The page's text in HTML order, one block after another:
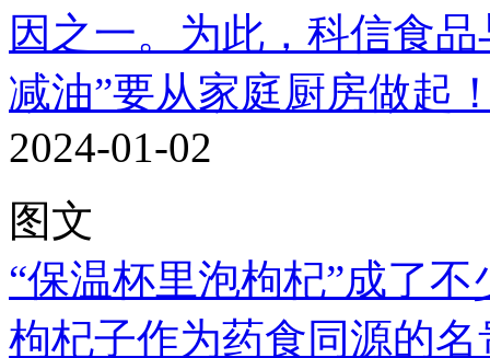
因之一。为此，科信食品
减油”要从家庭厨房做起
2024-01-02
图文
“保温杯里泡枸杞”成了
枸杞子作为药食同源的